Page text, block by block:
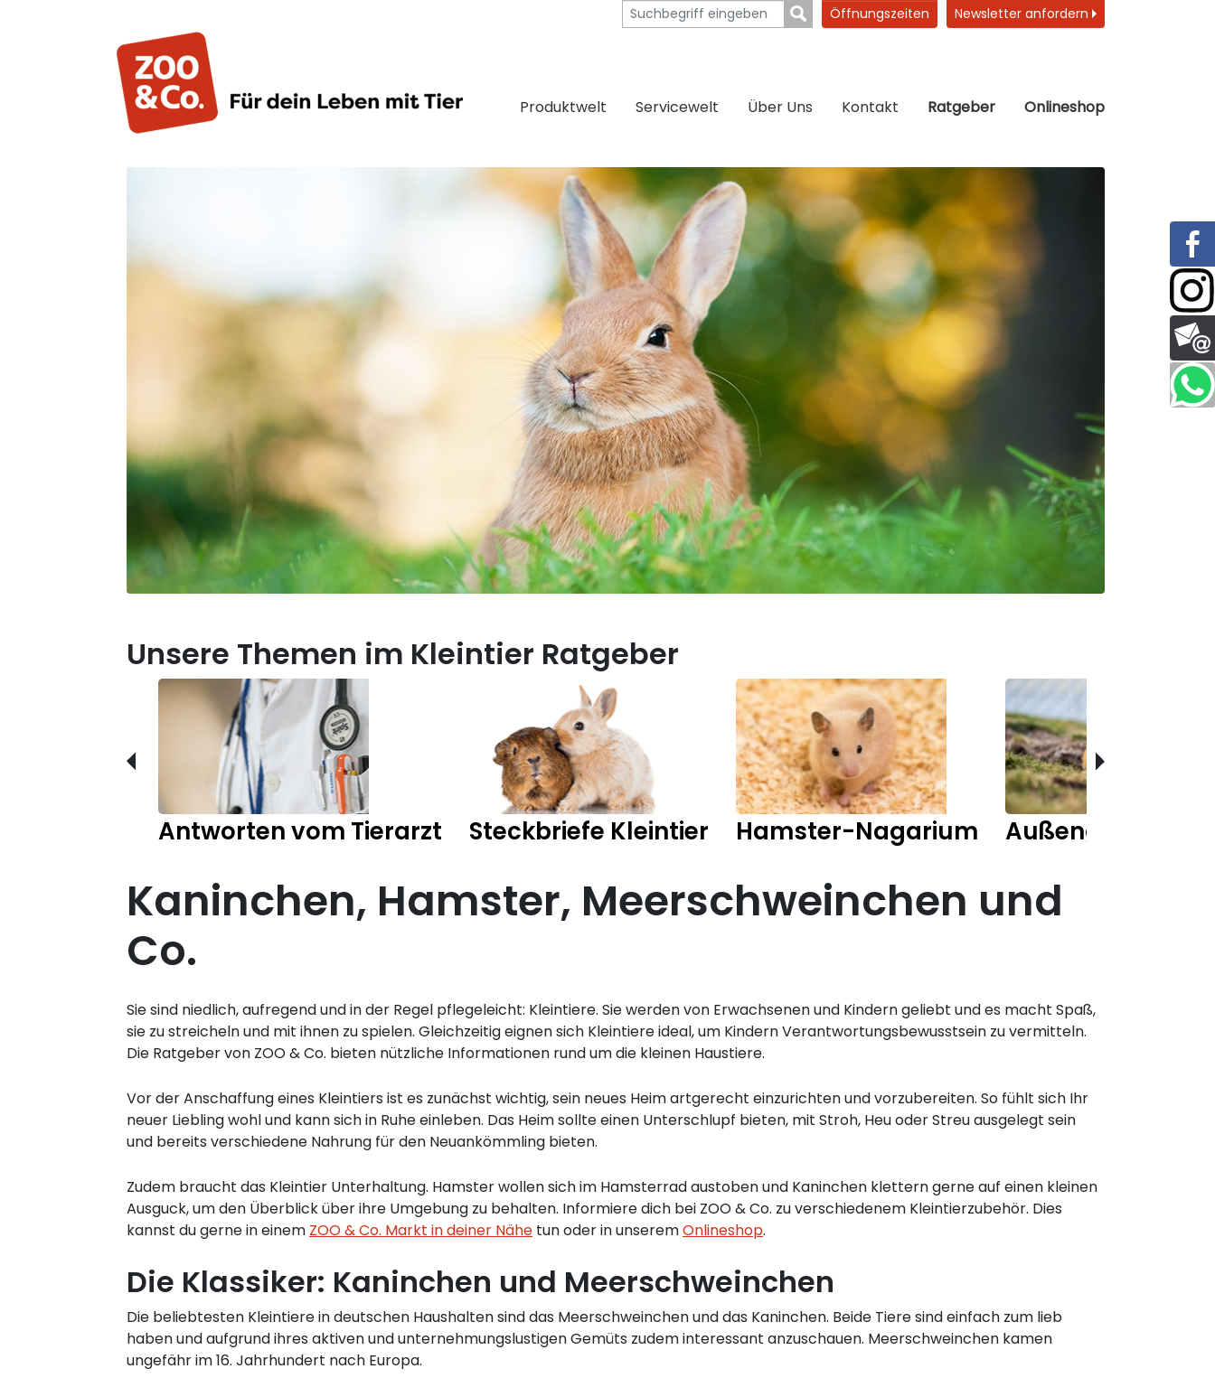
Öffnungszeiten Newsletter anfordern
Produktwelt Servicewelt Über Uns Kontakt Ratgeber Onlineshop
Unsere Themen im Kleintier Ratgeber
Antworten vom Tierarzt Steckbriefe Kleintier Hamster-Nagarium Außengehege
Kaninchen, Hamster, Meerschweinchen und
Co.
Sie sind niedlich, aufregend und in der Regel pflegeleicht: Kleintiere. Sie werden von Erwachsenen und Kindern geliebt und es macht Spaß,
sie zu streicheln und mit ihnen zu spielen. Gleichzeitig eignen sich Kleintiere ideal, um Kindern Verantwortungsbewusstsein zu vermitteln.
Die Ratgeber von ZOO & Co. bieten nützliche Informationen rund um die kleinen Haustiere.
Vor der Anschaffung eines Kleintiers ist es zunächst wichtig, sein neues Heim artgerecht einzurichten und vorzubereiten. So fühlt sich Ihr
neuer Liebling wohl und kann sich in Ruhe einleben. Das Heim sollte einen Unterschlupf bieten, mit Stroh, Heu oder Streu ausgelegt sein
und bereits verschiedene Nahrung für den Neuankömmling bieten.
Zudem braucht das Kleintier Unterhaltung. Hamster wollen sich im Hamsterrad austoben und Kaninchen klettern gerne auf einen kleinen
Ausguck, um den Überblick über ihre Umgebung zu behalten. Informiere dich bei ZOO & Co. zu verschiedenem Kleintierzubehör. Dies
kannst du gerne in einem ZOO & Co. Markt in deiner Nähe tun oder in unseremOnlineshop.
Die Klassiker: Kaninchen und Meerschweinchen
Die beliebtesten Kleintiere in deutschen Haushalten sind das Meerschweinchen und das Kaninchen. Beide Tiere sind einfach zum lieb
haben und aufgrund ihres aktiven und unternehmungslustigen Gemüts zudem interessant anzuschauen. Meerschweinchen kamen
ungefähr im 16. Jahrhundert nach Europa.